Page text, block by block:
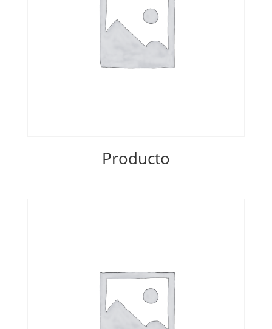
Producto